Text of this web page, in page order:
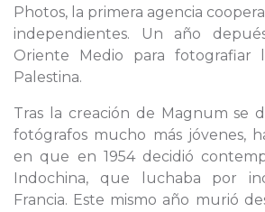
Photos, la primera agencia
independientes. Un año
Oriente Medio para fotografiar
Palestina.
Tras la creación de Magnum se
fotógrafos mucho más jóvenes,
en que en 1954 decidió
Indochina, que luchaba por
Francia. Este mismo año murió